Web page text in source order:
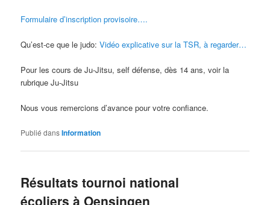
Formulaire d’inscription provisoire….
Qu’est-ce que le judo:Vidéo explicative sur la TSR, à regarder…
Pour les cours de Ju-Jitsu, self défense, dès 14 ans, voir la
rubrique Ju-Jitsu
Nous vous remercions d’avance pour votre confiance.
Publié dansInformation
Résultats tournoi national
écoliers à Oensingen